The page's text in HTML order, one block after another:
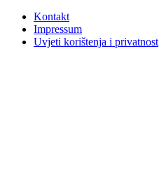
Kontakt
Impressum
Uvjeti korištenja i privatnost